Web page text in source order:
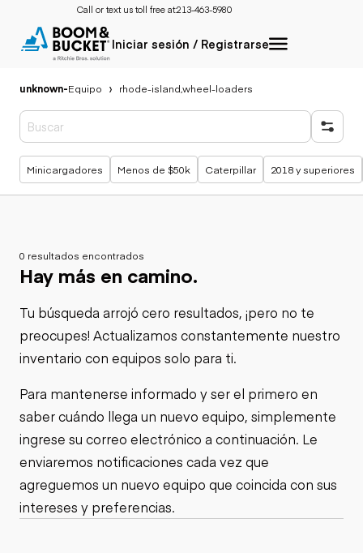
Call or text us toll free at:213-463-5980
Iniciar sesión / Registrarse
unknown-Equipo rhode-island,wheel-loaders
Búsquedas populares
Minicargadores Menos de $50k Caterpillar 2018 y superiores
0 resultados encontrados
Hay más en camino.
Tu búsqueda arrojó cero resultados, ¡pero no te
preocupes! Actualizamos constantemente nuestro
inventario con equipos solo para ti.
Para mantenerse informado y ser el primero en
saber cuándo llega un nuevo equipo, simplemente
ingrese su correo electrónico a continuación. Le
enviaremos notificaciones cada vez que
agreguemos un nuevo equipo que coincida con sus
intereses y preferencias.